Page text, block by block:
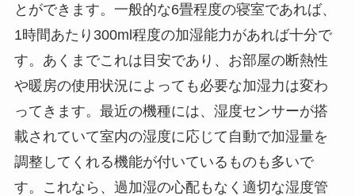
とができます。一般的な6畳程度の寝室であれば、
1時間あたり300ml程度の加湿能力があれば十分で
す。あくまでこれは目安であり、お部屋の断熱性
や暖房の使用状況によっても必要な加湿力は変わ
ってきます。最近の機種には、湿度センサーが搭
載されていて室内の湿度に応じて自動で加湿量を
調整してくれる機能が付いているものも多いで
す。これなら、過加湿の心配もなく適切な湿度管